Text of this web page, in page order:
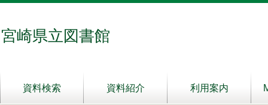
宮崎県立図書館
資料検索 資料紹介 利用案内